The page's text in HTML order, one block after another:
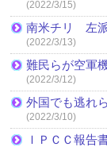
(2022/3/15)
南米チリ 左
(2022/3/13)
難民らが空軍
(2022/3/12)
外国でも逃れ
(2022/3/10)
ＩＰＣＣ報